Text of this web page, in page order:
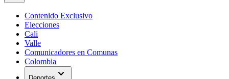
Contenido Exclusivo
Elecciones
Cali
Valle
Comunicadores en Comunas
Colombia
expand_more